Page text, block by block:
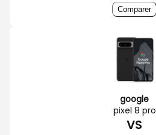
Comparer
google
pixel 8 pro
VS